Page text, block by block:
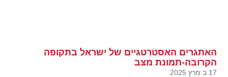
האתגרים האסטרטגיים של ישראל בתקופה
הקרובה-תמונת מצב
17 ב מרץ 2025